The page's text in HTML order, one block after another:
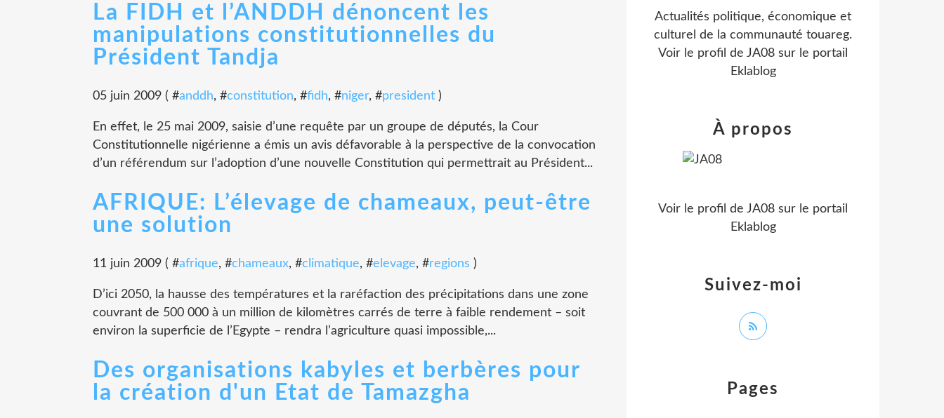
La FIDH et l’ANDDH dénoncent les
manipulations constitutionnelles du
Président Tandja
05 juin 2009 ( #anddh, #constitution, #fidh, #niger, #president )
En effet, le 25 mai 2009, saisie d’une requête par un groupe de députés, la Cour
Constitutionnelle nigérienne a émis un avis défavorable à la perspective de la convocation
d’un référendum sur l’adoption d’une nouvelle Constitution qui permettrait au Président...
AFRIQUE: L’élevage de chameaux, peut-être
une solution
11 juin 2009 ( #afrique, #chameaux, #climatique, #elevage, #regions )
D’ici 2050, la hausse des températures et la raréfaction des précipitations dans une zone
couvrant de 500 000 à un million de kilomètres carrés de terre à faible rendement – soit
environ la superficie de l’Egypte – rendra l’agriculture quasi impossible,...
Des organisations kabyles et berbères pour
la création d'un Etat de Tamazgha
Pages
Actualités politique, économique et
culturel de la communauté touareg.
Voir le profil de JA08 sur le portail
Eklablog
Suivez-moi
À propos
Voir le profil de JA08 sur le portail
Eklablog